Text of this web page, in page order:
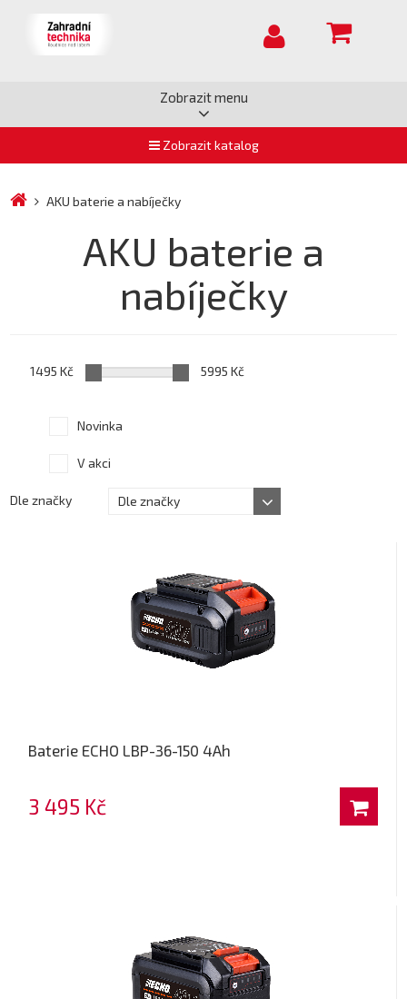
Zobrazit menu
Zobrazit katalog
AKU baterie a nabíječky
AKU baterie a
nabíječky
1495 Kč 5995 Kč
Novinka
V akci
Dle značky Dle značky
Baterie ECHO LBP-36-150 4Ah
3 495 Kč